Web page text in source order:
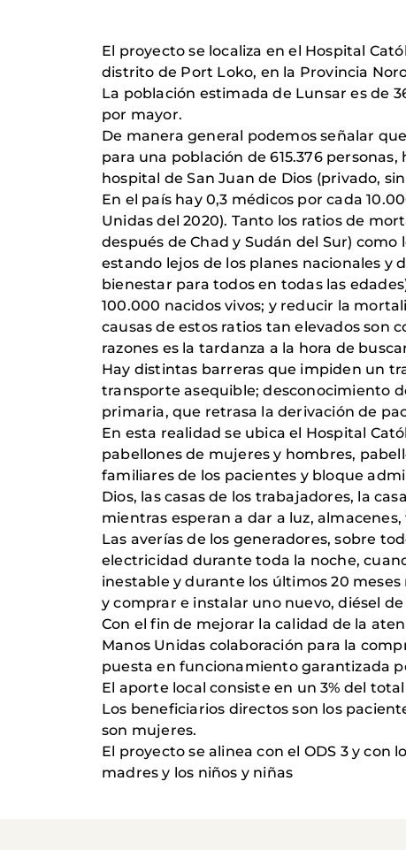
El proyecto se localiza en el Hospital
distrito de Port Loko, en la Provincia
La población estimada de Lunsar es de
por mayor.
De manera general podemos señalar
para una población de 615.376
hospital de San Juan de Dios (privado,
En el país hay 0,3 médicos por cada
Unidas del 2020). Tanto los ratios de
después de Chad y Sudán del Sur) como
estando lejos de los planes nacionales y
bienestar para todos en todas las
100.000 nacidos vivos; y reducir la
causas de estos ratios tan elevados son
razones es la tardanza a la hora de
Hay distintas barreras que impiden un
transporte asequible; desconocimiento
primaria, que retrasa la derivación de
En esta realidad se ubica el Hospital
pabellones de mujeres y hombres,
familiares de los pacientes y bloque
Dios, las casas de los trabajadores, la
mientras esperan a dar a luz,
Las averías de los generadores, sobre
electricidad durante toda la noche,
inestable y durante los últimos 20
y comprar e instalar uno nuevo, diésel de
Con el fin de mejorar la calidad de la
Manos Unidas colaboración para la
puesta en funcionamiento garantizada
El aporte local consiste en un 3% del
Los beneficiarios directos son los
son mujeres.
El proyecto se alinea con el ODS 3 y con
madres y los niños y niñas